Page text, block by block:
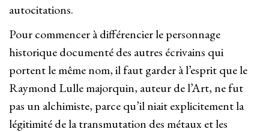
autocitations.
Pour commencer à différencier le personnage
historique documenté des autres écrivains qui
portent le même nom, il faut garder à l’esprit que le
Raymond Lulle majorquin, auteur de l’Art, ne fut
pas un alchimiste, parce qu’il niait explicitement la
légitimité de la transmutation des métaux et les